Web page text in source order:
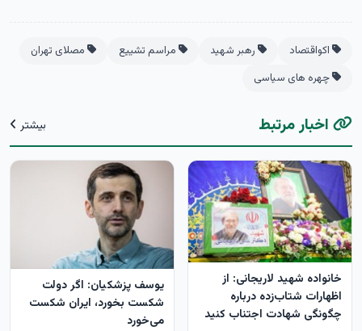
اکواقتصاد رهبر شهید مراسم تشییع
مصلای تهران
چهره های سیاسی
اخبار مرتبط بیشتر
خانواده شهید لاریجانی: از
اظهارات شتاب‌زده درباره
چگونگی شهادت اجتناب کنید
یوسف پزشکیان: اگر دولت
شکست بخورد، ایران شکست
می‌خورد